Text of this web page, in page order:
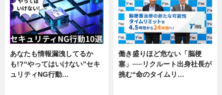
あなたも情報漏洩してるか
も!?“やってはいけない”セキ
ュリティNG行動…
働き盛りほど危ない「脳梗
塞」──リクルート出身社長が
挑む“命のタイムリ…